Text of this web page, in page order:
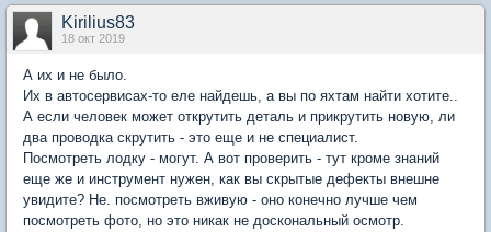
Kirilius83
18 окт 2019
А их и не было.
Их в автосервисах-то еле найдешь, а вы по яхтам найти хотите..
А если человек может открутить деталь и прикрутить новую, ли
два проводка скрутить - это еще и не специалист.
Посмотреть лодку - могут. А вот проверить - тут кроме знаний
еще же и инструмент нужен, как вы скрытые дефекты внешне
увидите? Не. посмотреть вживую - оно конечно лучше чем
посмотреть фото, но это никак не доскональный осмотр.